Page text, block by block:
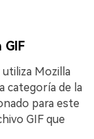
GIF
Mozilla
categoría de la
para este
GIF que